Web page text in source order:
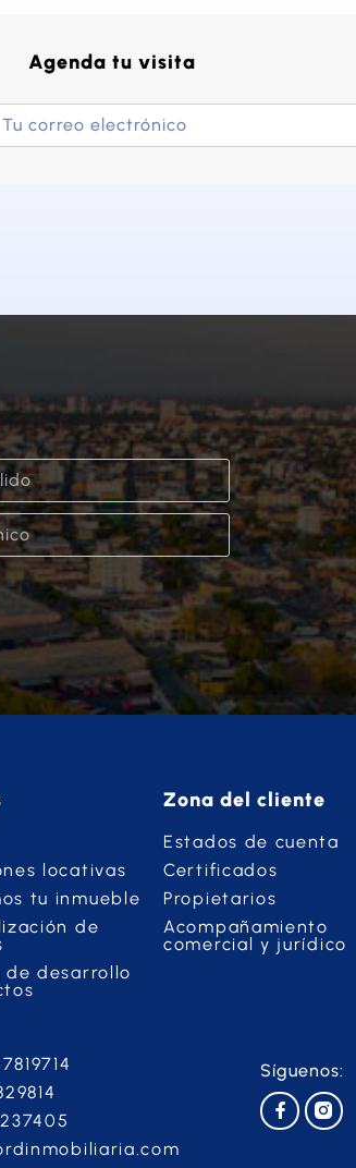
Agenda tu visita
locativas
tu inmueble
de
de desarrollo
Zona del cliente
Estados de cuenta
Certificados
Propietarios
Acompañamiento
comercial y jurídico
Síguenos: